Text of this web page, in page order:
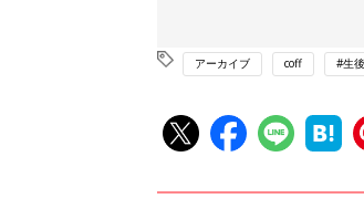
アーカイブ coff #生